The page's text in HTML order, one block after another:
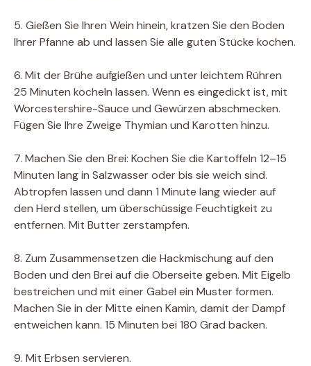
5. Gießen Sie Ihren Wein hinein, kratzen Sie den Boden
Ihrer Pfanne ab und lassen Sie alle guten Stücke kochen.
6. Mit der Brühe aufgießen und unter leichtem Rühren
25 Minuten köcheln lassen. Wenn es eingedickt ist, mit
Worcestershire-Sauce und Gewürzen abschmecken.
Fügen Sie Ihre Zweige Thymian und Karotten hinzu.
7. Machen Sie den Brei: Kochen Sie die Kartoffeln 12–15
Minuten lang in Salzwasser oder bis sie weich sind.
Abtropfen lassen und dann 1 Minute lang wieder auf
den Herd stellen, um überschüssige Feuchtigkeit zu
entfernen. Mit Butter zerstampfen.
8. Zum Zusammensetzen die Hackmischung auf den
Boden und den Brei auf die Oberseite geben. Mit Eigelb
bestreichen und mit einer Gabel ein Muster formen.
Machen Sie in der Mitte einen Kamin, damit der Dampf
entweichen kann. 15 Minuten bei 180 Grad backen.
9. Mit Erbsen servieren.